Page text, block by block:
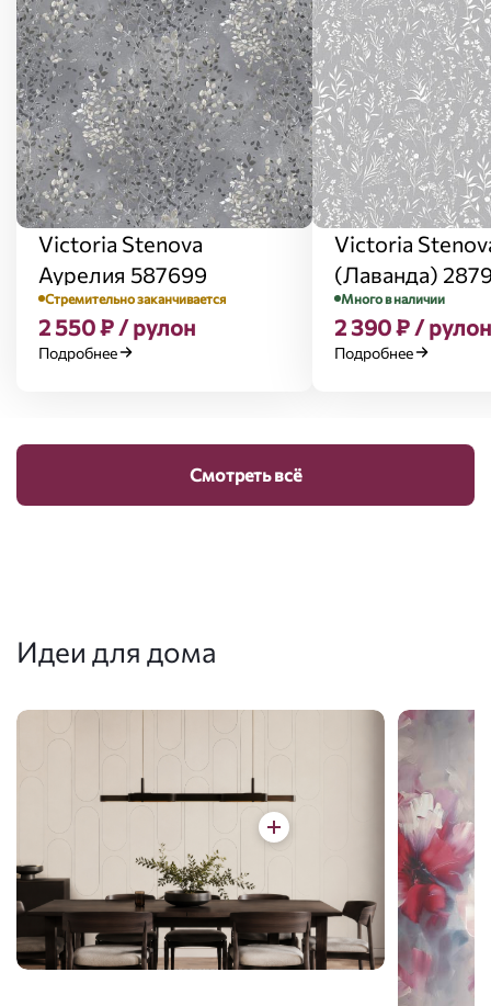
Victoria Stenova
Аурелия 587699
Стремительно заканчивается
2 550 ₽ / рулон
Подробнее
Victoria
(Лаванда)
Много в наличии
2 390 ₽ / рулон
Подробнее
Смотреть всё
Идеи для дома